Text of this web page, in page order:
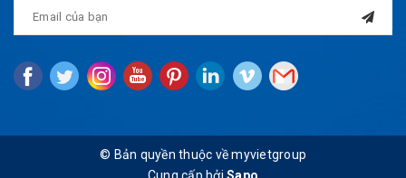
© Bản quyền thuộc về myvietgroup